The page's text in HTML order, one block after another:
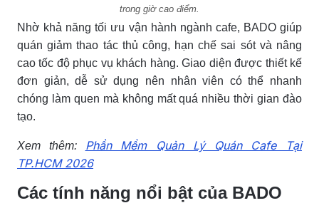
trong giờ cao điểm.
Nhờ khả năng tối ưu vận hành ngành cafe, BADO giúp
quán giảm thao tác thủ công, hạn chế sai sót và nâng
cao tốc độ phục vụ khách hàng. Giao diện được thiết kế
đơn giản, dễ sử dụng nên nhân viên có thể nhanh
chóng làm quen mà không mất quá nhiều thời gian đào
tạo.
Xem thêm: Phần Mềm Quản Lý Quán Cafe Tại
TP.HCM 2026
Các tính năng nổi bật của BADO